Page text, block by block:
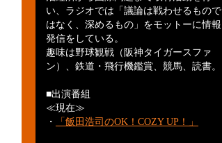
い、ラジオでは「議論は戦わせるもので
はなく、深めるもの」をモットーに情報
発信をしている。
趣味は野球観戦（阪神タイガースファ
ン）、鉄道・飛行機鑑賞、競馬、読書。
■出演番組
≪現在≫
・
「飯田浩司のOK！COZY UP！」